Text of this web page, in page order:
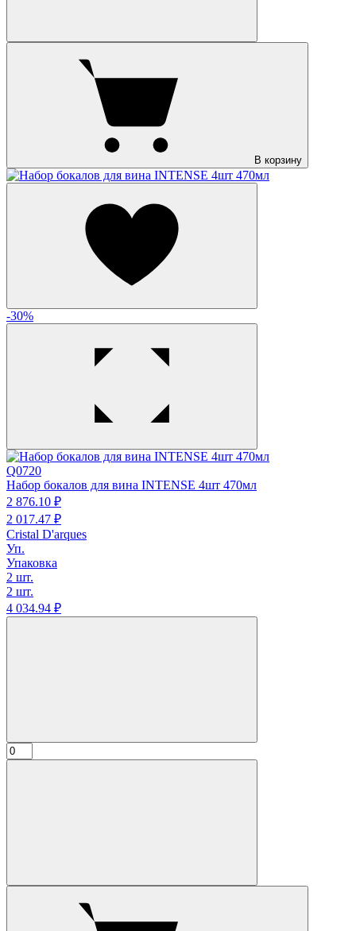
В корзину
-30%
Q0720
Набор бокалов для вина INTENSE 4шт 470мл
2 876.10 ₽
2 017.47 ₽
Cristal D'arques
Уп.
Упаковка
2 шт.
2 шт.
4 034.94 ₽